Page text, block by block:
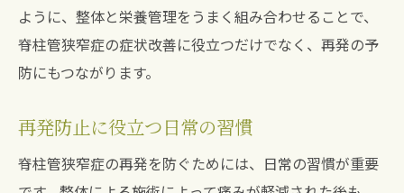
ように、整体と栄養管理をうまく組み合わせることで、
脊柱管狭窄症の症状改善に役立つだけでなく、再発の予
防にもつながります。
再発防止に役立つ日常の習慣
脊柱管狭窄症の再発を防ぐためには、日常の習慣が重要